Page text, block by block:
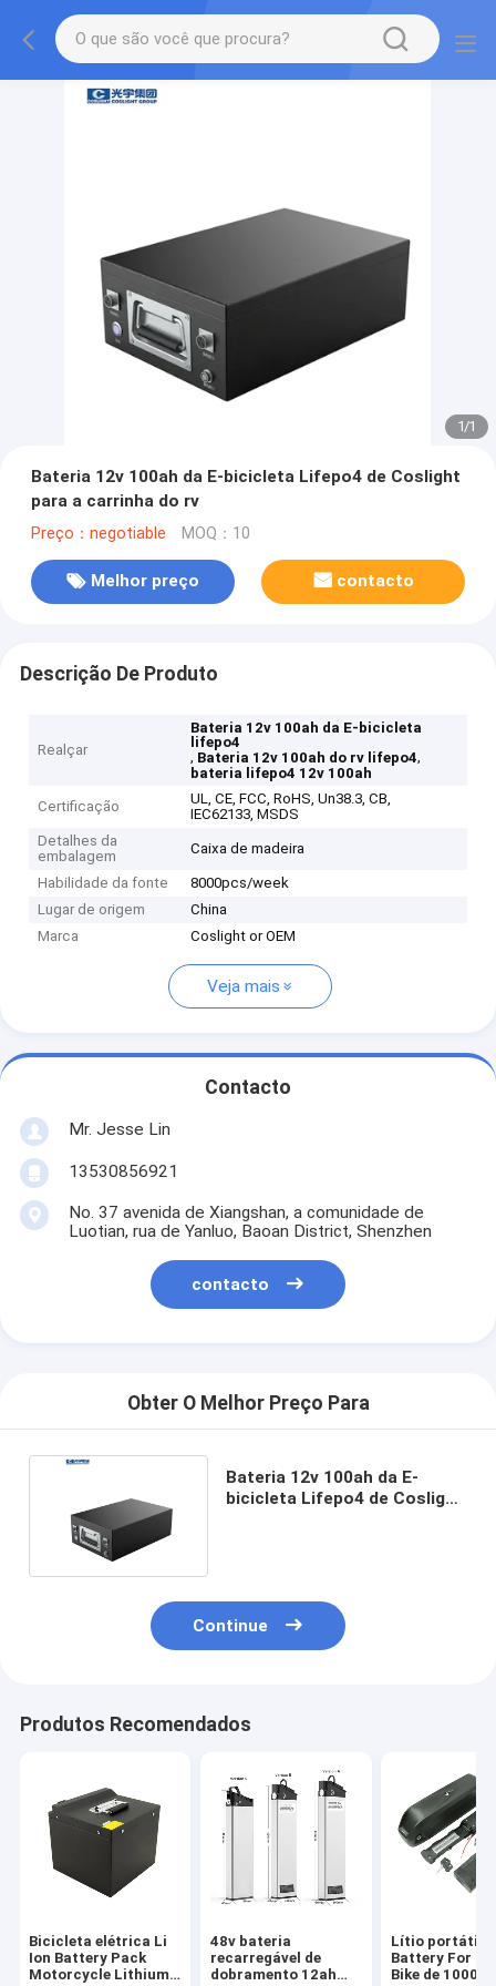
1/1
Bateria 12v 100ah da E-bicicleta Lifepo4 de Coslight
para a carrinha do rv
Preço：negotiable MOQ：10
Melhor preço contacto
Descrição De Produto
Realçar
Bateria 12v 100ah da E-bicicleta
lifepo4
, Bateria 12v 100ah do rv lifepo4,
bateria lifepo4 12v 100ah
Certificação
UL, CE, FCC, RoHS, Un38.3, CB,
IEC62133, MSDS
Detalhes da
embalagem
Caixa de madeira
Habilidade da fonte
8000pcs/week
Lugar de origem
China
Marca
Coslight or OEM
Veja mais
Contacto
Mr. Jesse Lin
13530856921
No. 37 avenida de Xiangshan, a comunidade de
Luotian, rua de Yanluo, Baoan District, Shenzhen
contacto
Obter O Melhor Preço Para
Bateria 12v 100ah da E-
bicicleta Lifepo4 de Coslight
Continue
Produtos Recomendados
Bicicleta elétrica Li
Ion Battery Pack
Motorcycle Lithium
48v bateria
recarregável de
dobramento 12ah
Lítio portátil
Battery For
Bike de 1000w